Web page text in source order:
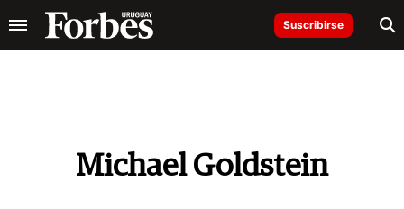
Suscribirse
Michael Goldstein